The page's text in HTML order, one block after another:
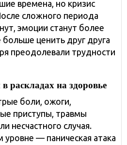
времена, но кризис
сложного периода
эмоции станут более
ценить друг друга
преодолевали трудности
раскладах на здоровье
боли, ожоги,
приступы, травмы
несчастного случая.
уровне — паническая атака